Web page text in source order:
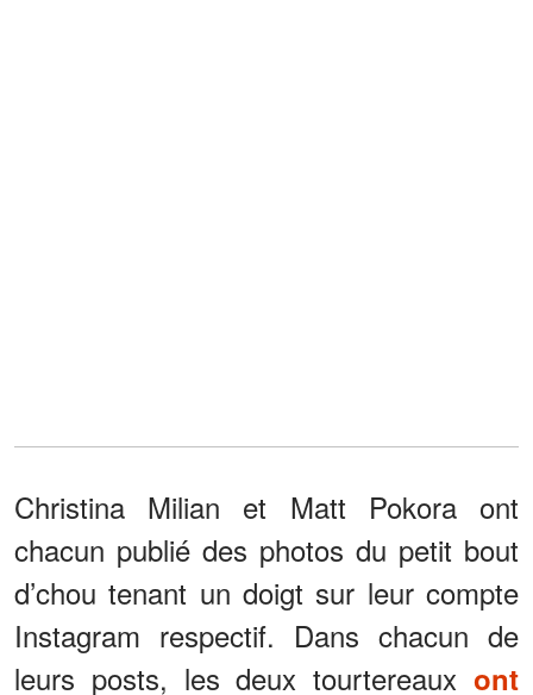
Christina Milian et Matt Pokora ont
chacun publié des photos du petit bout
d’chou tenant un doigt sur leur compte
Instagram respectif. Dans chacun de
leurs posts, les deux tourtereaux ont